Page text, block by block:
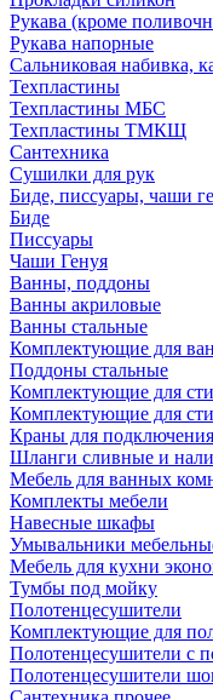
Рукава (кроме
Рукава напорные
Сальниковая набивка,
Техпластины
Техпластины МБС
Техпластины ТМКЩ
Сантехника
Сушилки для рук
Биде, писсуары, чаши
Биде
Писсуары
Чаши Генуя
Ванны, поддоны
Ванны акриловые
Ванны стальные
Комплектующие для
Поддоны стальные
Комплектующие для
Комплектующие для
Краны для
Шланги сливные и
Мебель для ванных
Комплекты мебели
Навесные шкафы
Умывальники
Мебель для кухни
Тумбы под мойку
Полотенцесушители
Комплектующие для
Полотенцесушители с
Полотенцесушители